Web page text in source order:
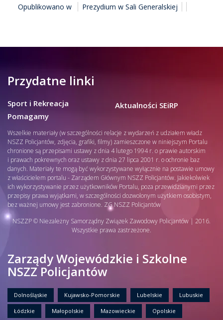
WPISUOpublikowano w Prezydium w Sali Generalskiej
Przydatne linki
Sport i Rekreacja
Pomagamy
Aktualności SEiRP
Wszelkie materiały (w szczególności relacje z wydarzeń z udziałem władz
NSZZ Policjantów, zdjęcia, grafiki, filmy) zamieszczone w niniejszym Portalu
chronione są przepisami ustawy z dnia 4 lutego 1994 r. o prawie autorskim
i prawach pokrewnych oraz ustawy z dnia 27 lipca 2001 r. o ochronie baz
danych. Materiały te mogą być wykorzystywane wyłącznie na postawie umowy
z właścicielem portalu - Zarządem Głównym NSZZ Policjantów. Jakiekolwiek
ich wykorzystywanie przez użytkowników Portalu, poza przewidzianymi przez
przepisy prawa wyjątkami, w szczególności dozwolonym użytkiem osobistym,
bez ważnej umowy jest zabronione. ZG NSZZ Policjantów
NSZZP © Niezależny Samorządny Związek Zawodowy Policjantów | 2016.
Wszystkie prawa zastrzeżone.
Zarządy Wojewódzkie i Szkolne
NSZZ Policjantów
Dolnośląskie Kujawsko-Pomorskie Lubelskie Lubuskie
Łódzkie Małopolskie Mazowieckie Opolskie